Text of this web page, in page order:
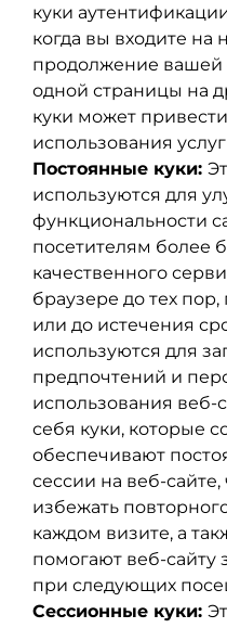
куки
когда вы входите на
продолжение вашей
одной страницы на
куки может
использования
Постоянные куки:
используются для
функциональности
посетителям более
качественного
браузере до тех
или до истечения
используются для
предпочтений и
использования веб-
себя куки, которые
обеспечивают
сессии на веб-
избежать
каждом визите, а
помогают веб-сайту
при следующих
Сессионные куки: